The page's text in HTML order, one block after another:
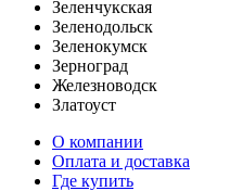
Зеленчукская
Зеленодольск
Зеленокумск
Зерноград
Железноводск
Златоуст
О компании
Оплата и доставка
Где купить